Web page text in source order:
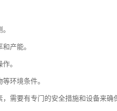
产能。
。
环境条件。
需要有专门的安全措施和设备来确